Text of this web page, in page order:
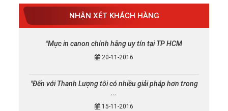
NHẬN XÉT KHÁCH HÀNG
"Mực in canon chính hãng uy tín tại TP HCM
20-11-2016
"Đến với Thanh Lượng tôi có nhiều giải pháp hơn trong
...
15-11-2016